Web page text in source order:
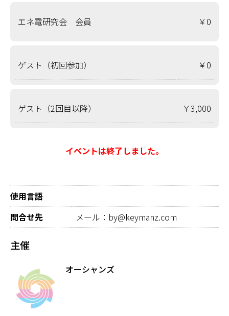
エネ電研究会 会員 ￥0
ゲスト（初回参加） ￥0
ゲスト（2回目以降） ￥3,000
イベントは終了しました。
使用言語
問合せ先
メール：by@keymanz.com
主催
オーシャンズ